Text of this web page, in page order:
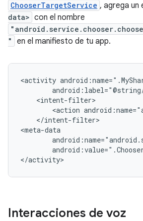
ChooserTargetService , agrega un
data> con el nombre
"
en el manifiesto de tu app.
<activity
<action
</intent-filter>
</activity>
Interacciones de voz